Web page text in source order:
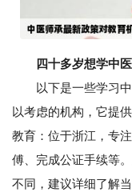
四十多岁想学中
以下是一些学习中
以考虑的机构，它提
教育：位于浙江，专
傅、完成公证手续等
不同，建议详细了解